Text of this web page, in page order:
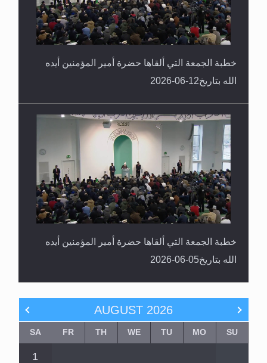
خطبة الجمعة التي ألقاها حضرة أمير المؤمنين أيده
الله بتاريخ12-06-2026
خطبة الجمعة التي ألقاها حضرة أمير المؤمنين أيده
الله بتاريخ05-06-2026
AUGUST 2026
SU
MO
TU
WE
TH
FR
SA
1